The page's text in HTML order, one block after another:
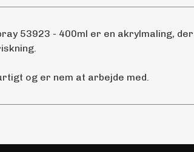
53923 - 400ml er en akrylmaling,
og er nem at arbejde med.